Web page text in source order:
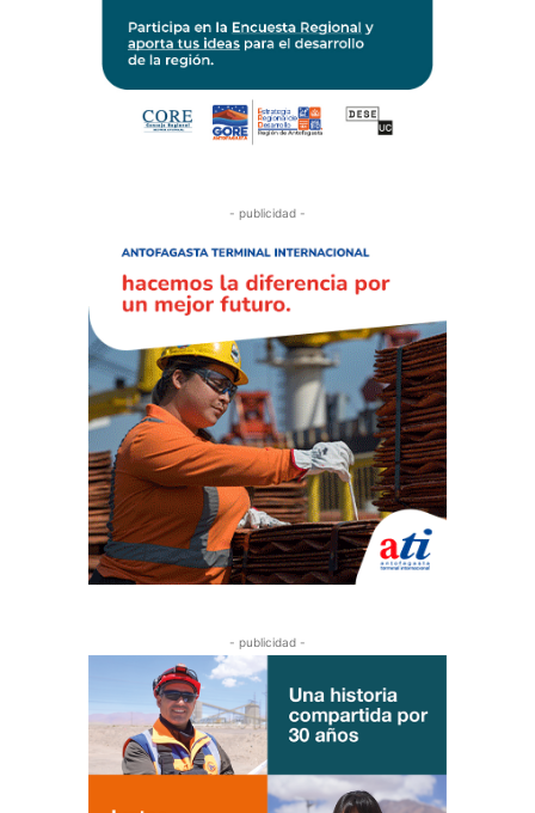
- publicidad -
- publicidad -